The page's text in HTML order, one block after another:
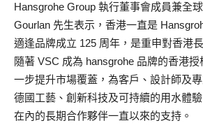
Hansgrohe Group 執行董事會成員兼全
Gourlan 先生表示，香港一直是
適逢品牌成立 125 周年，是重申對香港
隨著 VSC 成為 hansgrohe 品牌的香港
一步提升市場覆蓋，為客戶、設計師及
德國工藝、創新科技及可持續的用水體
在內的長期合作夥伴一直以來的支持。